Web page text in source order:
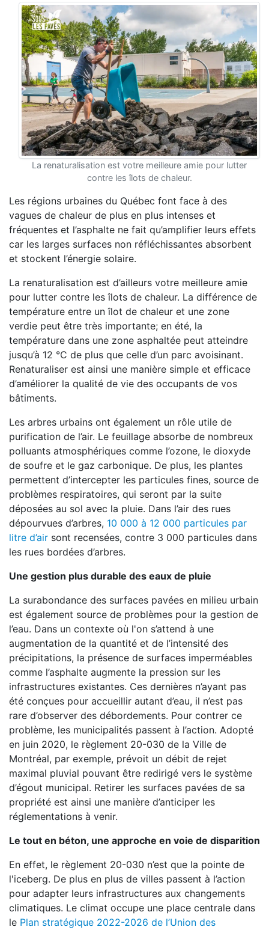
La renaturalisation est votre meilleure amie pour lutter
contre les îlots de chaleur.
Les régions urbaines du Québec font face à des
vagues de chaleur de plus en plus intenses et
fréquentes et l’asphalte ne fait qu’amplifier leurs effets
car les larges surfaces non réfléchissantes absorbent
et stockent l’énergie solaire.
La renaturalisation est d’ailleurs votre meilleure amie
pour lutter contre les îlots de chaleur. La différence de
température entre un îlot de chaleur et une zone
verdie peut être très importante; en été, la
température dans une zone asphaltée peut atteindre
jusqu’à 12 °C de plus que celle d’un parc avoisinant.
Renaturaliser est ainsi une manière simple et efficace
d’améliorer la qualité de vie des occupants de vos
bâtiments.
Les arbres urbains ont également un rôle utile de
purification de l’air. Le feuillage absorbe de nombreux
polluants atmosphériques comme l’ozone, le dioxyde
de soufre et le gaz carbonique. De plus, les plantes
permettent d’intercepter les particules fines, source de
problèmes respiratoires, qui seront par la suite
déposées au sol avec la pluie. Dans l’air des rues
dépourvues d’arbres, 10 000 à 12 000 particules par
litre d’air sont recensées, contre 3 000 particules dans
les rues bordées d’arbres.
Une gestion plus durable des eaux de pluie
La surabondance des surfaces pavées en milieu urbain
est également source de problèmes pour la gestion de
l’eau. Dans un contexte où l'on s’attend à une
augmentation de la quantité et de l’intensité des
précipitations, la présence de surfaces imperméables
comme l’asphalte augmente la pression sur les
infrastructures existantes. Ces dernières n’ayant pas
été conçues pour accueillir autant d’eau, il n’est pas
rare d’observer des débordements. Pour contrer ce
problème, les municipalités passent à l’action. Adopté
en juin 2020, le règlement 20-030 de la Ville de
Montréal, par exemple, prévoit un débit de rejet
maximal pluvial pouvant être redirigé vers le système
d’égout municipal. Retirer les surfaces pavées de sa
propriété est ainsi une manière d’anticiper les
réglementations à venir.
Le tout en béton, une approche en voie de disparition
En effet, le règlement 20-030 n’est que la pointe de
l'iceberg. De plus en plus de villes passent à l’action
pour adapter leurs infrastructures aux changements
climatiques. Le climat occupe une place centrale dans
le Plan stratégique 2022-2026 de l’Union des